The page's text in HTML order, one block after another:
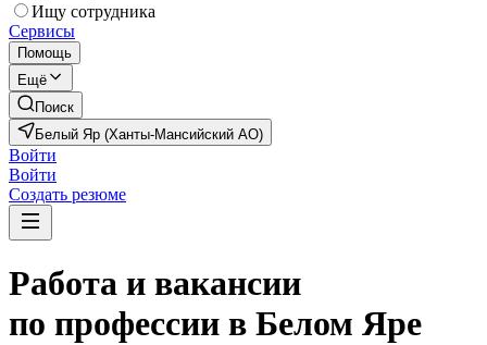
Ищу сотрудника
Сервисы
Помощь
Ещё
Поиск
Белый Яр (Ханты-Мансийский АО)
Войти
Войти
Создать резюме
Работа и вакансии
по профессии в Белом Яре